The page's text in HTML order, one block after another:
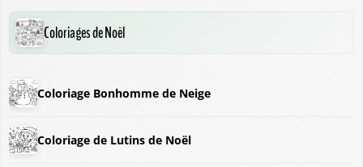
Coloriages de Noël
Coloriage Bonhomme de Neige
Coloriage de Lutins de Noël